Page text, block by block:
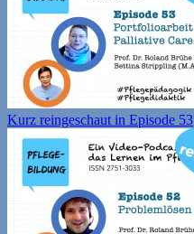
Kurz reingeschaut in Episode 53